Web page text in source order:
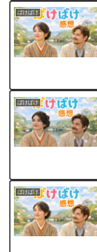
ばけばけ
ばけばけ
ばけばけ